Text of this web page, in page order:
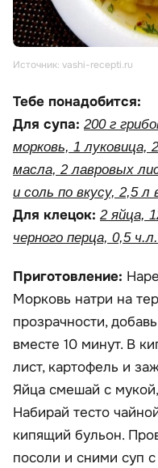
Источник: vashi-recepti.ru
Тебе понадобится:
Для супа: 200 г
морковь, 1 луковица,
масла, 2 лавровых
и соль по вкусу, 2,5 л
Для клецок: 2 яйца,
черного перца, 0,5
Приготовление:
Морковь натри на
прозрачности,
вместе 10 минут. В
лист, картофель и
Яйца смешай с
Набирай тесто
кипящий бульон.
посоли и сними суп с